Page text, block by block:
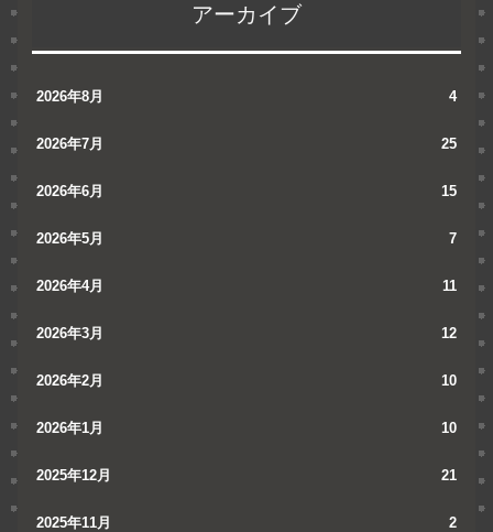
アーカイブ
2026年8月 4
2026年7月 25
2026年6月 15
2026年5月 7
2026年4月 11
2026年3月 12
2026年2月 10
2026年1月 10
2025年12月 21
2025年11月 2